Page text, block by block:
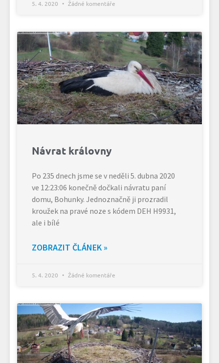
5. 4. 2020 Žádné komentáře
Návrat královny
Po 235 dnech jsme se v neděli 5. dubna 2020
ve 12:23:06 konečně dočkali návratu paní
domu, Bohunky. Jednoznačně ji prozradil
kroužek na pravé noze s kódem DEH H9931,
ale i bílé
ZOBRAZIT ČLÁNEK »
5. 4. 2020 Žádné komentáře